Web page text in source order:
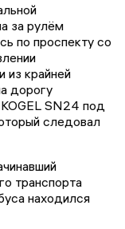
за рулём
по проспекту со
из крайней
дорогу
SN24 под
следовал
транспорта
находился